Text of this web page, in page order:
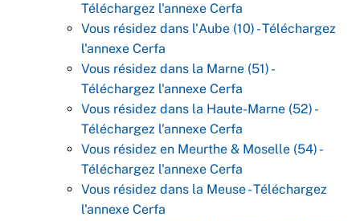
Téléchargez l'annexe Cerfa
Vous résidez dans l'Aube (10) - Téléchargez
l'annexe Cerfa
Vous résidez dans la Marne (51) -
Téléchargez l'annexe Cerfa
Vous résidez dans la Haute-Marne (52) -
Téléchargez l'annexe Cerfa
Vous résidez en Meurthe & Moselle (54) -
Téléchargez l'annexe Cerfa
Vous résidez dans la Meuse - Téléchargez
l'annexe Cerfa